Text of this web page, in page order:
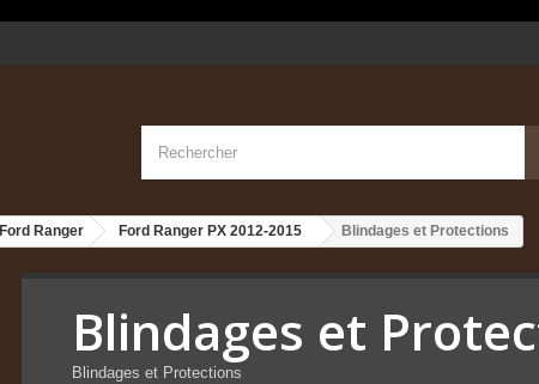
Ford Ranger Ford Ranger PX 2012-2015 Blindages et Protections
Blindages et
Blindages et Protections